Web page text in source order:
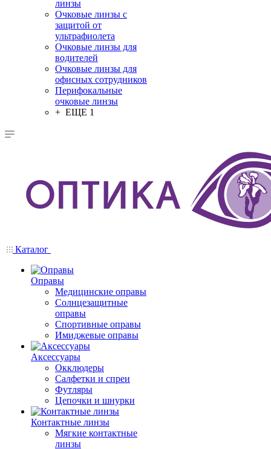
линзы
Очковые линзы с
защитой от
ультрафиолета
Очковые линзы для
водителей
Очковые линзы для
офисных сотрудников
Перифокальные
очковые линзы
+ ЕЩЕ 1
Каталог
Оправы
Медицинские оправы
Солнцезащитные
оправы
Спортивные оправы
Имиджевые оправы
Аксессуары
Окклюдеры
Салфетки и спреи
Футляры
Цепочки и шнурки
Контактные линзы
Мягкие контактные
линзы